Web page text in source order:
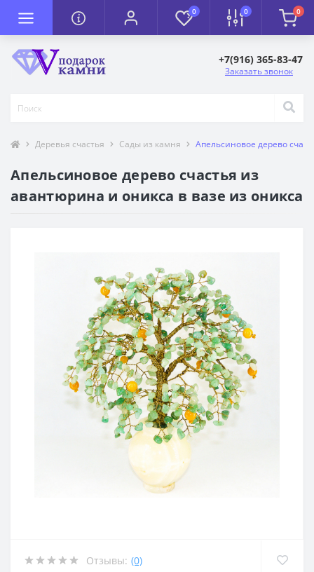
0 0 0
+7(916) 365-83-47
Заказать звонок
Деревья счастья Сады из камня Апельсиновое дерево
Апельсиновое дерево счастья из
авантюрина и оникса в вазе из оникса
Отзывы: (0)